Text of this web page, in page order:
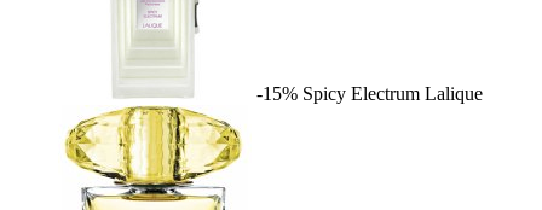
-15% Spicy Electrum Lalique